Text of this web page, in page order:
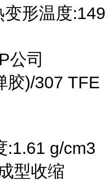
形温度:149
公司
胶)/307 TFE
:1.61 g/cm3
型收缩